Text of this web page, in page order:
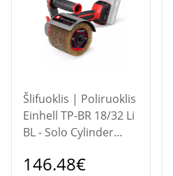
Šlifuoklis | Poliruoklis
Einhell TP-BR 18/32 Li
BL - Solo Cylinder
146.48€